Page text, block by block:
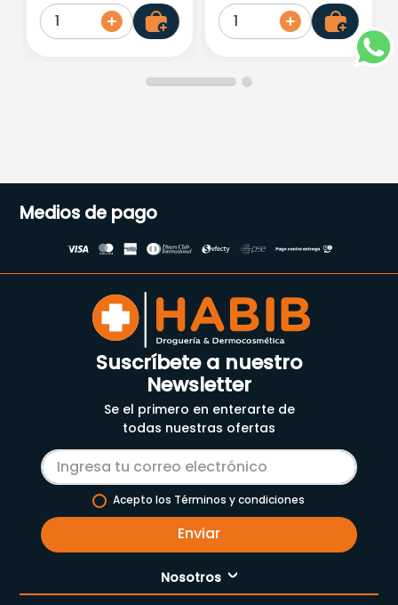
1 1
Medios de pago
Suscríbete a nuestro
Newsletter
Se el primero en enterarte de
todas nuestras ofertas
Acepto los Términos y condiciones
Enviar
Nosotros